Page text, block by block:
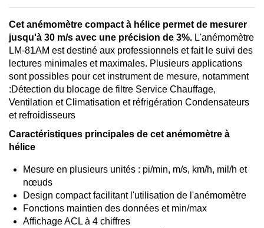
Cet anémomètre compact à hélice permet de mesurer
jusqu'à 30 m/s avec une précision de 3%. L'anémomètre
LM-81AM est destiné aux professionnels et fait le suivi des
lectures minimales et maximales. Plusieurs applications
sont possibles pour cet instrument de mesure, notamment
:Détection du blocage de filtre Service Chauffage,
Ventilation et Climatisation et réfrigération Condensateurs
et refroidisseurs
Caractéristiques principales de cet anémomètre à
hélice
Mesure en plusieurs unités : pi/min, m/s, km/h, mil/h et
nœuds
Design compact facilitant l'utilisation de l'anémomètre
Fonctions maintien des données et min/max
Affichage ACL à 4 chiffres